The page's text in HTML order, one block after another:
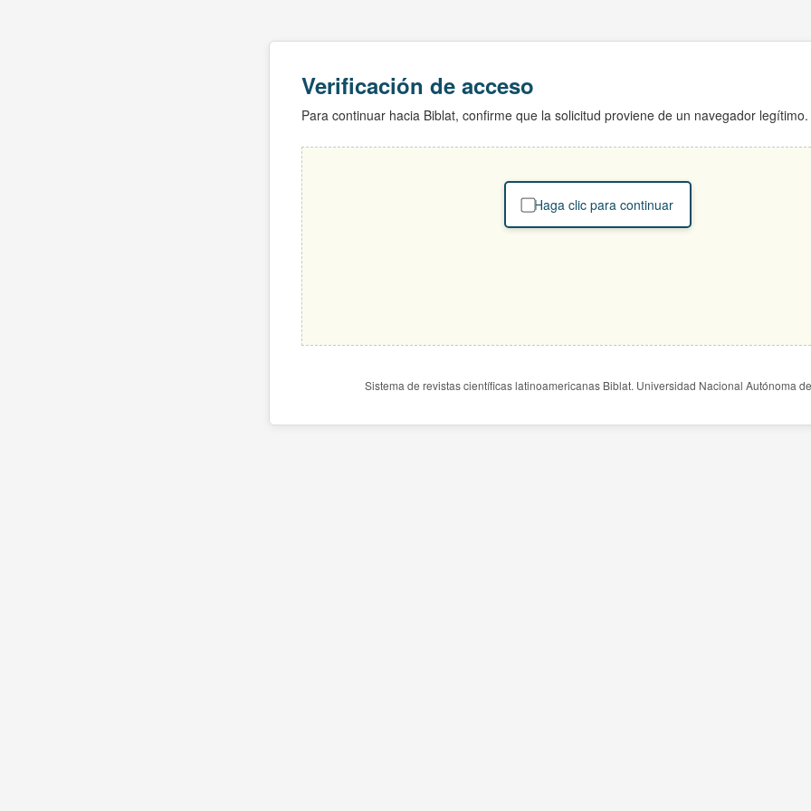
Verificación de acceso
Para continuar hacia Biblat, confirme que la solicitud proviene de un navegador legítimo.
Haga clic para continuar
Sistema de revistas científicas latinoamericanas Biblat. Universidad Nacional Autónoma